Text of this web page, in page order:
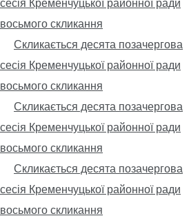
сесія Кременчуцької районної ради
восьмого скликання
Скликається десята позачергова
сесія Кременчуцької районної ради
восьмого скликання
Скликається десята позачергова
сесія Кременчуцької районної ради
восьмого скликання
Скликається десята позачергова
сесія Кременчуцької районної ради
восьмого скликання